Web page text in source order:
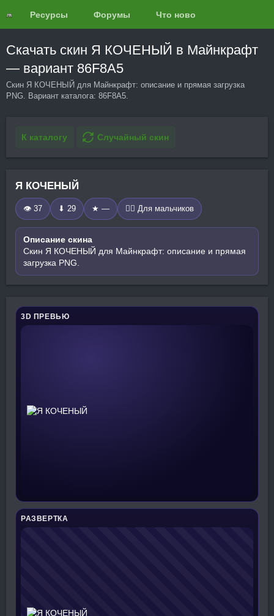
Ресурсы Форумы Что нового?
Скачать скин Я КОЧЕНЫЙ в Майнкрафт
— вариант 86F8A5
Скин Я КОЧЕНЫЙ для Майнкрафт: описание и прямая загрузка
PNG. Вариант каталога: 86F8A5.
К каталогу Случайный скин
Я КОЧЕНЫЙ
👁 37 ⬇ 29 ★ — 🧍‍♂️ Для мальчиков
Описание скина
Скин Я КОЧЕНЫЙ для Майнкрафт: описание и прямая
загрузка PNG.
3D ПРЕВЬЮ
РАЗВЕРТКА